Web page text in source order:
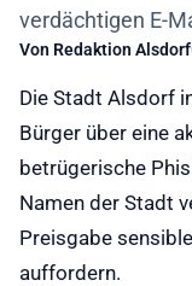
verdächtigen E-
Von Redaktion Alsdorf
Die Stadt Alsdorf
Bürger über eine
betrügerische
Namen der Stadt
Preisgabe
auffordern.